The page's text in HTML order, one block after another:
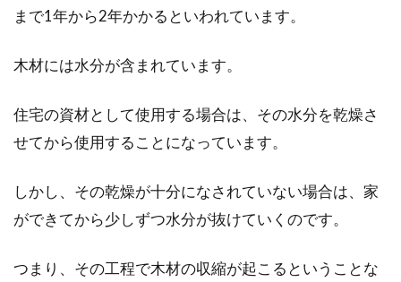
方法をご紹介！
1Kのアパートの場合、キッチンが狭く収納が大
変なこともあります。アパートに住んだことの
題について検証
まで1年から2年かかるといわれています。
木材には水分が含まれています。
住宅の資材として使用する場合は、その水分を乾燥さ
せてから使用することになっています。
しかし、その乾燥が十分になされていない場合は、家
ができてから少しずつ水分が抜けていくのです。
つまり、その工程で木材の収縮が起こるということな